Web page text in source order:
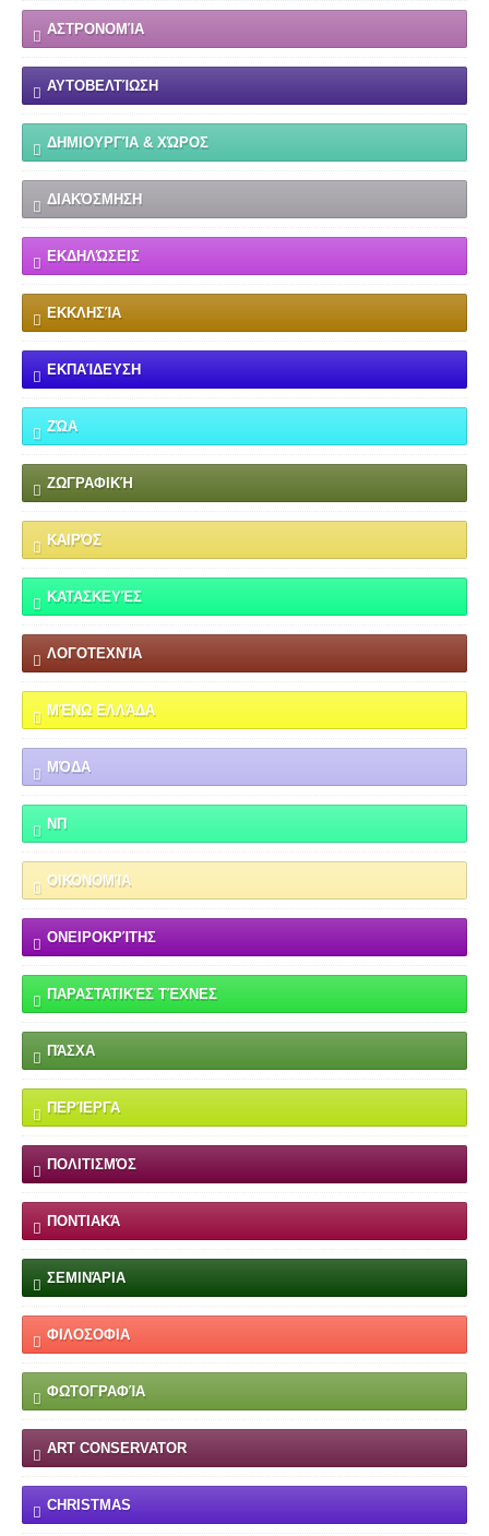
ΑΣΤΡΟΝΟΜΊΑ
ΑΥΤΟΒΕΛΤΊΩΣΗ
ΔΗΜΙΟΥΡΓΊΑ & ΧΏΡΟΣ
ΔΙΑΚΌΣΜΗΣΗ
ΕΚΔΗΛΏΣΕΙΣ
ΕΚΚΛΗΣΊΑ
ΕΚΠΑΊΔΕΥΣΗ
ΖΏΑ
ΖΩΓΡΑΦΙΚΉ
ΚΑΙΡΌΣ
ΚΑΤΑΣΚΕΥΈΣ
ΛΟΓΟΤΕΧΝΊΑ
ΜΈΝΩ ΕΛΛΆΔΑ
ΜΌΔΑ
ΝΠ
ΟΙΚΟΝΟΜΊΑ
ΟΝΕΙΡΟΚΡΊΤΗΣ
ΠΑΡΑΣΤΑΤΙΚΈΣ ΤΈΧΝΕΣ
ΠΆΣΧΑ
ΠΕΡΊΕΡΓΑ
ΠΟΛΙΤΙΣΜΌΣ
ΠΟΝΤΙΑΚΆ
ΣΕΜΙΝΆΡΙΑ
ΦΙΛΟΣΟΦΙΑ
ΦΩΤΟΓΡΑΦΊΑ
ART CONSERVATOR
CHRISTMAS